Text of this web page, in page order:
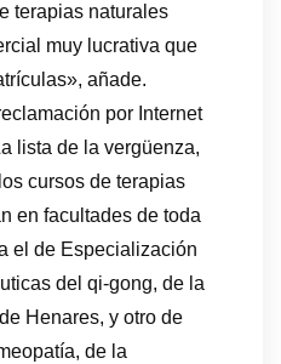
terapias naturales
muy lucrativa que
añade.
por Internet
lista de la vergüenza,
cursos de terapias
en facultades de toda
el de Especialización
del qi-gong, de la
Henares, y otro de
de la